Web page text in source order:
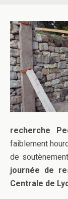
recherche
faiblement
de
journée de
Centrale de